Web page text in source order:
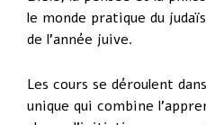
le monde pratique du
de l’année juive.
Les cours se déroulent
unique qui combine